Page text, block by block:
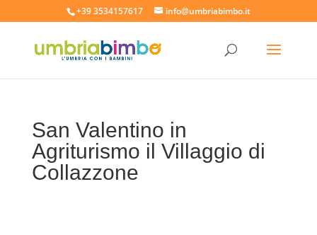
+39 3534157617 info@umbriabimbo.it
San Valentino in
Agriturismo il Villaggio di
Collazzone